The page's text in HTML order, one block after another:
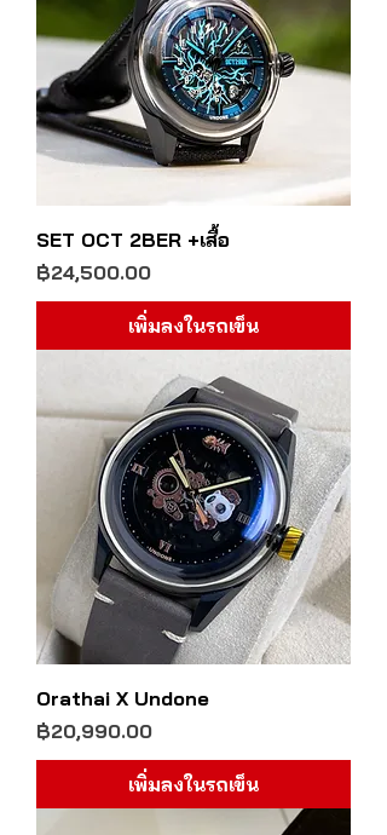
SET OCT 2BER +เสื้อ
ราคา
฿24,500.00
เพิ่มลงในรถเข็น
Orathai X Undone
ราคา
฿20,990.00
เพิ่มลงในรถเข็น